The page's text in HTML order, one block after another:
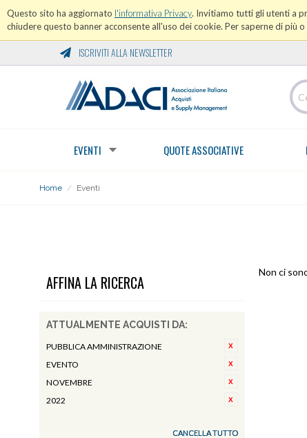
Questo sito ha aggiornato l'informativa Privacy. Invitiamo tutti gli utenti a
chiudere questo banner acconsente all'uso dei cookie. Per saperne di
ISCRIVITI ALLA NEWSLETTER
EVENTI QUOTE ASSOCIATIVE
Home / Eventi
AFFINA LA RICERCA
ATTUALMENTE ACQUISTI DA:
PUBBLICA AMMINISTRAZIONE
EVENTO
NOVEMBRE
2022
CANCELLA TUTTO
Non ci